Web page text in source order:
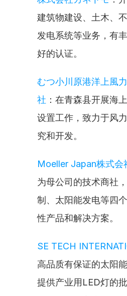
建筑物建设、土木、
发电系统等业务，有
好的认证。
むつ小川原港洋上風
社 ：在青森县开展海
设置工作，致力于风
究和开发。
Moeller Japan株式会
为母公司的技术商社
制、太阳能发电等四
性产品和解决方案。
SE TECH
高品质有保证的太阳
提供产业用LED灯的